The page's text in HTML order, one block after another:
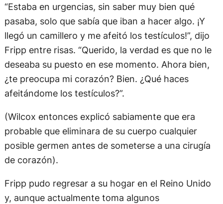
“Estaba en urgencias, sin saber muy bien qué
pasaba, solo que sabía que iban a hacer algo. ¡Y
llegó un camillero y me afeitó los testículos!”, dijo
Fripp entre risas. “Querido, la verdad es que no le
deseaba su puesto en ese momento. Ahora bien,
¿te preocupa mi corazón? Bien. ¿Qué haces
afeitándome los testículos?”.
(Wilcox entonces explicó sabiamente que era
probable que eliminara de su cuerpo cualquier
posible germen antes de someterse a una cirugía
de corazón).
Fripp pudo regresar a su hogar en el Reino Unido
y, aunque actualmente toma algunos